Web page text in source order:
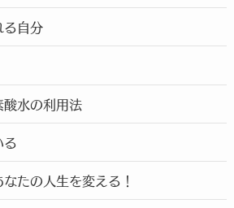
る自分
水の利用法
る
たの人生を変える！